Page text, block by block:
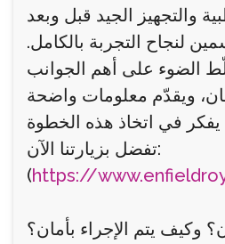
والتجهيز الجيد قبل وبعد
لنجاح التجربة بالكامل.
الضوء على أهم الجوانب
ويقدّم معلومات واضحة
تفضل بزيارتنا الآن:
(https://
وكيف يتم الإجراء بأمان؟